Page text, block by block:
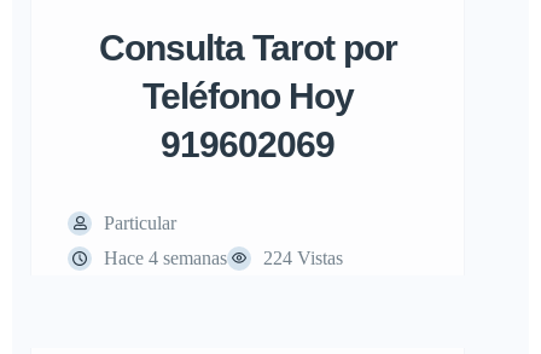
Consulta Tarot por
Teléfono Hoy
919602069
Particular
Hace 4 semanas
224 Vistas